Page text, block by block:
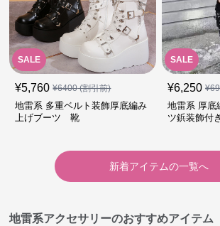
SALE
¥5,760 ¥6400(割引前)
地雷系 多重ベルト装飾厚底編み
上げブーツ 靴
SALE
¥6,250 ¥
地雷系 厚底
ツ鋲装飾
新着アイテムの一覧へ
地雷系アクセサリーのおすすめアイテム